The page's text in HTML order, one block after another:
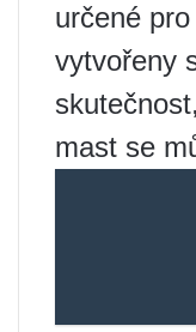
určené
vytvořeny
mast se